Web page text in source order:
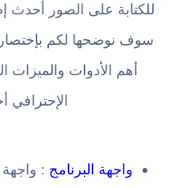
للكتابة على الصور أحدث
سوف نوضحها لكم
أهم الأدوات والميزات
الإحترافي
واجهة البرنامج : واجهة